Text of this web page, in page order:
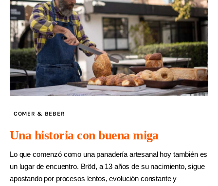
COMER & BEBER
Una historia con buena miga
Lo que comenzó como una panadería artesanal hoy también es
un lugar de encuentro. Bröd, a 13 años de su nacimiento, sigue
apostando por procesos lentos, evolución constante y